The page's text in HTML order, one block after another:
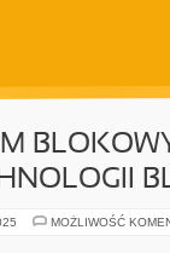
MOŻLIWOŚĆ